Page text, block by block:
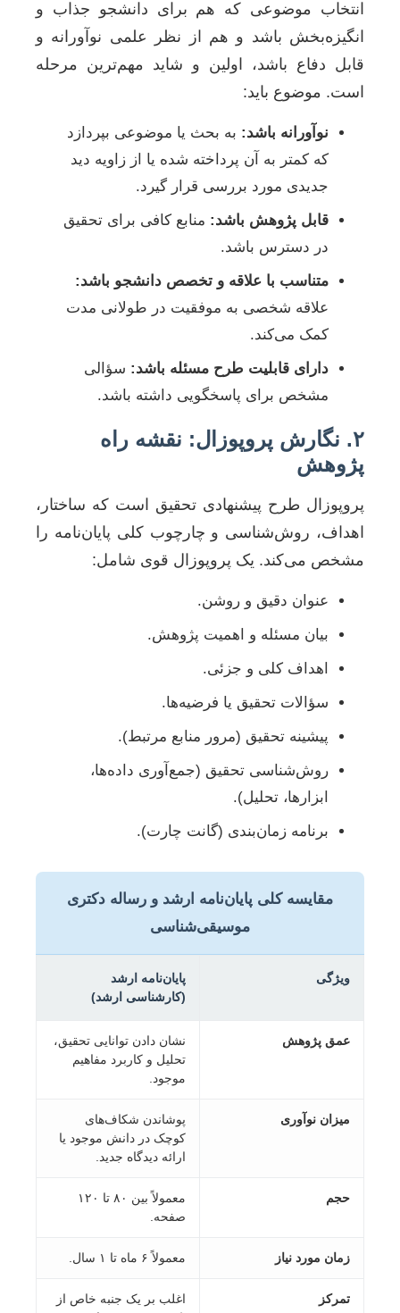
انتخاب موضوعی که هم برای دانشجو جذاب و
انگیزه‌بخش باشد و هم از نظر علمی نوآورانه و
قابل دفاع باشد، اولین و شاید مهم‌ترین مرحله
است. موضوع باید:
نوآورانه باشد: به بحث یا موضوعی بپردازد
که کمتر به آن پرداخته شده یا از زاویه دید
جدیدی مورد بررسی قرار گیرد.
قابل پژوهش باشد: منابع کافی برای تحقیق
در دسترس باشد.
متناسب با علاقه و تخصص دانشجو باشد:
علاقه شخصی به موفقیت در طولانی مدت
کمک می‌کند.
دارای قابلیت طرح مسئله باشد: سؤالی
مشخص برای پاسخگویی داشته باشد.
۲. نگارش پروپوزال: نقشه راه
پژوهش
پروپوزال طرح پیشنهادی تحقیق است که ساختار،
اهداف، روش‌شناسی و چارچوب کلی پایان‌نامه را
مشخص می‌کند. یک پروپوزال قوی شامل:
عنوان دقیق و روشن.
بیان مسئله و اهمیت پژوهش.
اهداف کلی و جزئی.
سؤالات تحقیق یا فرضیه‌ها.
پیشینه تحقیق (مرور منابع مرتبط).
روش‌شناسی تحقیق (جمع‌آوری داده‌ها،
ابزارها، تحلیل).
برنامه زمان‌بندی (گانت چارت).
مقایسه کلی پایان‌نامه ارشد و رساله دکتری
موسیقی‌شناسی
ویژگی
پایان‌نامه ارشد
(کارشناسی ارشد)
عمق پژوهش
نشان دادن توانایی تحقیق،
تحلیل و کاربرد مفاهیم
موجود.
میزان نوآوری
پوشاندن شکاف‌های
کوچک در دانش موجود یا
ارائه دیدگاه جدید.
حجم
معمولاً بین ۸۰ تا ۱۲۰
صفحه.
زمان مورد نیاز معمولاً ۶ ماه تا ۱ سال.
تمرکز
اغلب بر یک جنبه خاص از